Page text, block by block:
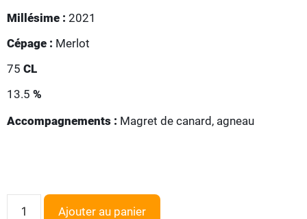
Millésime : 2021
Cépage : Merlot
75 CL
13.5 %
Accompagnements : Magret de canard, agneau
Ajouter au panier